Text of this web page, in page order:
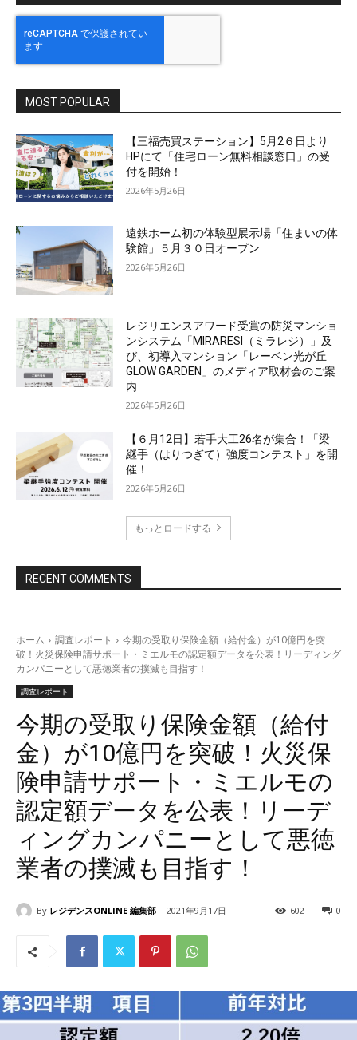
MOST POPULAR
【三福売買ステーション】5月2６日より
HPにて「住宅ローン無料相談窓口」の受
付を開始！
2026年5月26日
遠鉄ホーム初の体験型展示場「住まいの体
験館」５月３０日オープン
2026年5月26日
レジリエンスアワード受賞の防災マンショ
ンシステム「MIRARESI（ミラレジ）」及
び、初導入マンション「レーベン光が丘
GLOW GARDEN」のメディア取材会のご案
内
2026年5月26日
【６月12日】若手大工26名が集合！「梁
継手（はりつぎて）強度コンテスト」を開
催！
2026年5月26日
もっとロードする
RECENT COMMENTS